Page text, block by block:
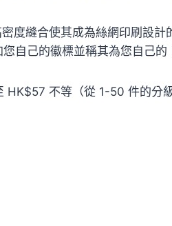
度縫合使其成為絲網印刷設計
自己的徽標並稱其為您自己的
不等（從 1-50 件的分